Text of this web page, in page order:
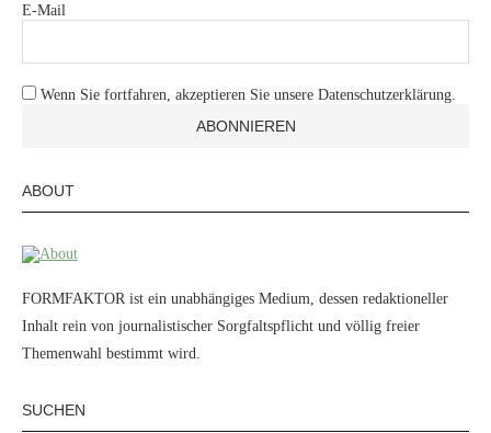
E-Mail
Wenn Sie fortfahren, akzeptieren Sie unsere Datenschutzerklärung.
ABOUT
FORMFAKTOR ist ein unabhängiges Medium, dessen redaktioneller
Inhalt rein von journalistischer Sorgfaltspflicht und völlig freier
Themenwahl bestimmt wird.
SUCHEN